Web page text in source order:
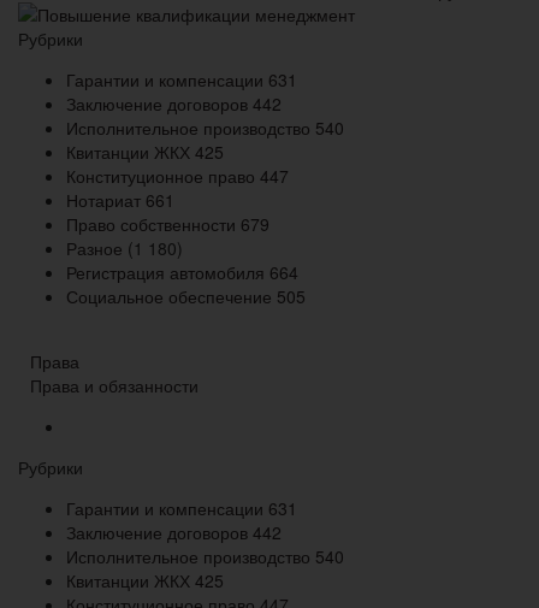
Повышение квалификации менеджмент
Рубрики
Гарантии и компенсации 631
Заключение договоров 442
Исполнительное производство 540
Квитанции ЖКХ 425
Конституционное право 447
Нотариат 661
Право собственности 679
Разное (1 180)
Регистрация автомобиля 664
Социальное обеспечение 505
Права
Права и обязанности
Рубрики
Гарантии и компенсации 631
Заключение договоров 442
Исполнительное производство 540
Квитанции ЖКХ 425